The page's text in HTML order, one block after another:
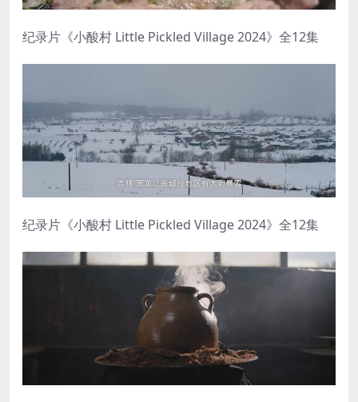
纪录片《小酸村 Little Pickled Village 2024》全12集
纪录片《小酸村 Little Pickled Village 2024》全12集